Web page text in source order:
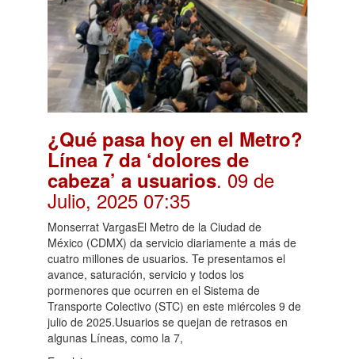
¿Qué pasa hoy en el Metro?
Línea 7 da ‘dolores de
cabeza’ a usuarios. 09 de
Julio, 2025 07:35
Monserrat VargasEl Metro de la Ciudad de
México (CDMX) da servicio diariamente a más de
cuatro millones de usuarios. Te presentamos el
avance, saturación, servicio y todos los
pormenores que ocurren en el Sistema de
Transporte Colectivo (STC) en este miércoles 9 de
julio de 2025.Usuarios se quejan de retrasos en
algunas Líneas, como la 7,